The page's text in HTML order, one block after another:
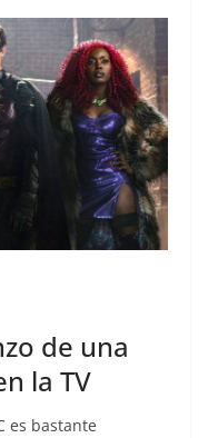
de una
la TV
es bastante